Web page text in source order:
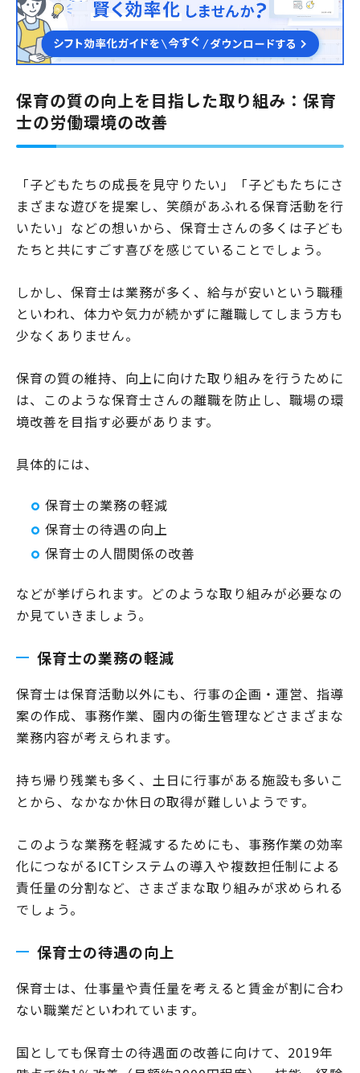
保育の質の向上を目指した取り組み：保育
士の労働環境の改善
「子どもたちの成長を見守りたい」「子どもたちにさ
まざまな遊びを提案し、笑顔があふれる保育活動を行
いたい」などの想いから、保育士さんの多くは子ども
たちと共にすごす喜びを感じていることでしょう。
しかし、保育士は業務が多く、給与が安いという職種
といわれ、体力や気力が続かずに離職してしまう方も
少なくありません。
保育の質の維持、向上に向けた取り組みを行うために
は、このような保育士さんの離職を防止し、職場の環
境改善を目指す必要があります。
具体的には、
保育士の業務の軽減
保育士の待遇の向上
保育士の人間関係の改善
などが挙げられます。どのような取り組みが必要なの
か見ていきましょう。
保育士の業務の軽減
保育士は保育活動以外にも、行事の企画・運営、指導
案の作成、事務作業、園内の衛生管理などさまざまな
業務内容が考えられます。
持ち帰り残業も多く、土日に行事がある施設も多いこ
とから、なかなか休日の取得が難しいようです。
このような業務を軽減するためにも、事務作業の効率
化につながるICTシステムの導入や複数担任制による
責任量の分割など、さまざまな取り組みが求められる
でしょう。
保育士の待遇の向上
保育士は、仕事量や責任量を考えると賃金が割に合わ
ない職業だといわれています。
国としても保育士の待遇面の改善に向けて、2019年